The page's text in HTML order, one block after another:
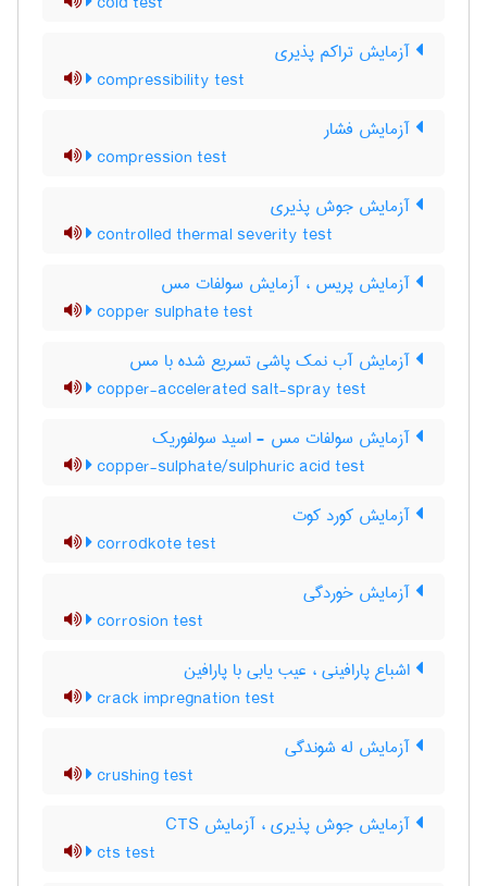
آزمایش تراکم پذیری
compressibility test
آزمایش فشار
compression test
آزمایش جوش پذیری
controlled thermal severity test
آزمایش پریس ، آزمایش سولفات مس
copper sulphate test
آزمایش آب نمک پاشی تسریع شده با مس
copper-accelerated salt-spray test
آزمایش سولفات مس - اسید سولفوریک
copper-sulphate/sulphuric acid test
آزمایش کورد کوت
corrodkote test
آزمایش خوردگی
corrosion test
اشباع پارافینی ، عیب یابی با پارافین
crack impregnation test
آزمایش له شوندگی
crushing test
آزمایش جوش پذیری ، آزمایش CTS
cts test